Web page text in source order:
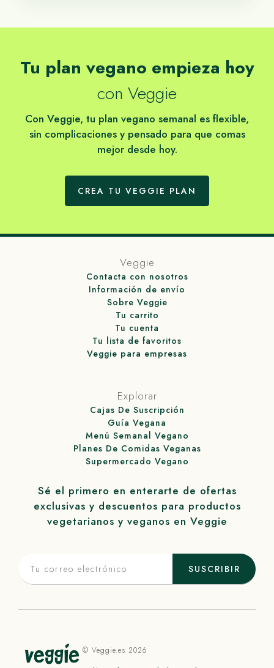
Tu plan vegano empieza hoy
con Veggie
Con Veggie, tu plan vegano semanal es flexible,
sin complicaciones y pensado para que comas
mejor desde hoy.
CREA TU VEGGIE PLAN
Veggie
Contacta con nosotros
Información de envío
Sobre Veggie
Tu carrito
Tu cuenta
Tu lista de favoritos
Veggie para empresas
Explorar
Cajas De Suscripción
Guía Vegana
Menú Semanal Vegano
Planes De Comidas Veganas
Supermercado Vegano
Sé el primero en enterarte de ofertas
exclusivas y descuentos para productos
vegetarianos y veganos en Veggie
SUSCRIBIR
© Veggie.es 2026